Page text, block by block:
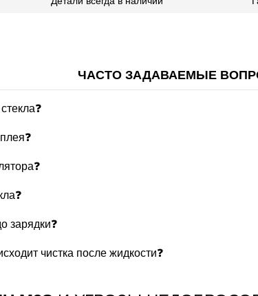
ЧАСТО ЗАДАВАЕМЫЕ
зарядки❓
чистка после жидкости❓